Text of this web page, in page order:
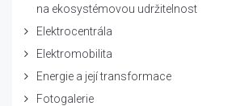
na ekosystémovou udržitelnost
Elektrocentrála
Elektromobilita
Energie a její transformace
Fotogalerie